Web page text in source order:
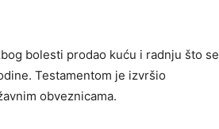
bolesti prodao kuću i radnju što se
Testamentom je izvršio
obveznicama.